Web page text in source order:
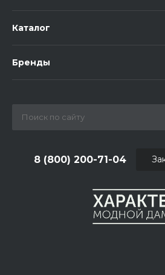
Каталог
Бренды
8 (800) 200-71-04